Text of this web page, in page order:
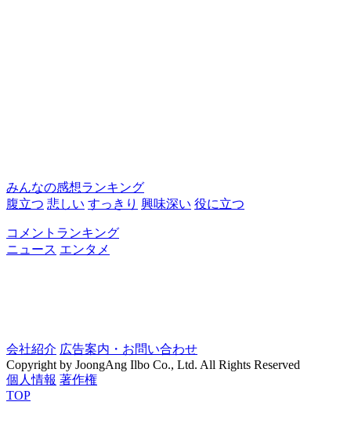
みんなの感想ランキング
腹立つ 悲しい すっきり 興味深い 役に立つ
コメントランキング
ニュース エンタメ
会社紹介 広告案内・お問い合わせ
Copyright by JoongAng Ilbo Co., Ltd. All Rights Reserved
個人情報 著作権
TOP